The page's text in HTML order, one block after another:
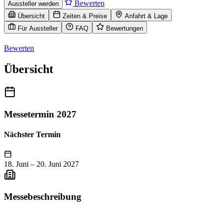
Aussteller werden Bewerten
Übersicht Zeiten & Preise
Anfahrt & Lage
Für Aussteller
FAQ Bewertungen
Bewerten
Übersicht
Messetermin 2027
Nächster Termin
18. Juni – 20. Juni 2027
Messebeschreibung